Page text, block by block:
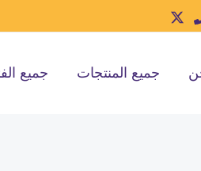
جميع المنتجات جميع